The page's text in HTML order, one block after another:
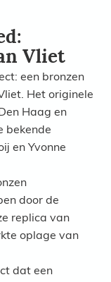
Vliet
een bronzen
Het originele
Haag en
bekende
en Yvonne
door de
replica van
oplage van
dat een